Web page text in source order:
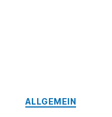
Kategorien
ALLGEMEIN